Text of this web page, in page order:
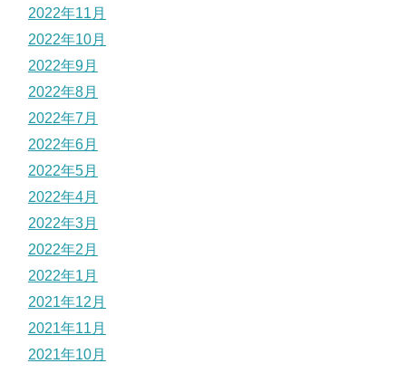
2022年11月
2022年10月
2022年9月
2022年8月
2022年7月
2022年6月
2022年5月
2022年4月
2022年3月
2022年2月
2022年1月
2021年12月
2021年11月
2021年10月